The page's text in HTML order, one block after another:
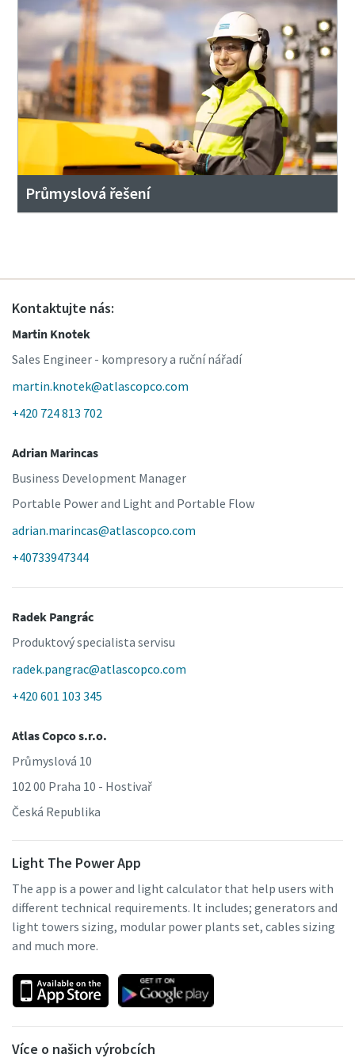
Průmyslová řešení
Kontaktujte nás:
Martin Knotek
Sales Engineer - kompresory a ruční nářadí
martin.knotek@atlascopco.com
+420 724 813 702
Adrian Marincas
Business Development Manager
Portable Power and Light and Portable Flow
adrian.marincas@atlascopco.com
+40733947344
Radek Pangrác
Produktový specialista servisu
radek.pangrac@atlascopco.com
+420 601 103 345
Atlas Copco s.r.o.
Průmyslová 10
102 00 Praha 10 - Hostivař
Česká Republika
Light The Power App
The app is a power and light calculator that help users with
different technical requirements. It includes; generators and
light towers sizing, modular power plants set, cables sizing
and much more.
Více o našich výrobcích